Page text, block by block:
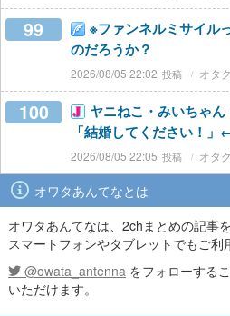
99
※ファンネルミサイル
のだろうか？
2026/08/05 22:02 オタク
100
ヤニねこ・みいちゃ
「結婚してください！
2026/08/05 22:05 オタク
オワタあんてなとは
オワタあんてなは、2chまとめの記事
スマートフォンやタブレットでもご利
@owata_antenna をフォローする
いただけます。